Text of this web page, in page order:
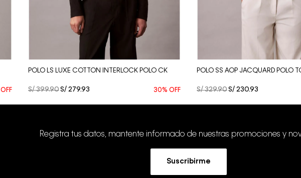
OFF
Vista Rápida
POLO LS LUXE COTTON INTERLOCK POLO CK
S/ 399.90S/ 279.93 30% OFF
Vista Rápida
POLO SS AOP JACQUARD POLO
S/ 329.90S/ 230.93
Registra tus datos, mantente informado de nuestras promociones y
Suscribirme